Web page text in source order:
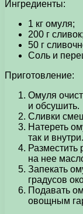
Ингредиенты:
1 кг омуля;
200 г сливок;
50 г
Соль и
Приготовление:
Омуля
и обсушить.
Сливки
Натереть
так и внутри.
на нее
Запекать
градусов
Подавать
овощным